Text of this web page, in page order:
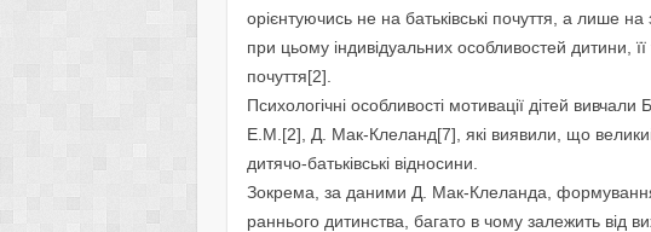
орiєнтуючись не на батькiвськi почуття, а лише
при цьому iндивiдуальних особливостей дитини,
почуття[2].
Психологiчнi особливостi мотивацiї дiтей
Е.М.[2], Д. Мак-Клеланд[7], якi виявили, що
дитячо-батькiвськi вiдносини.
Зокрема, за даними Д. Мак-Клеланда,
раннього дитинства, багато в чому залежить вiд